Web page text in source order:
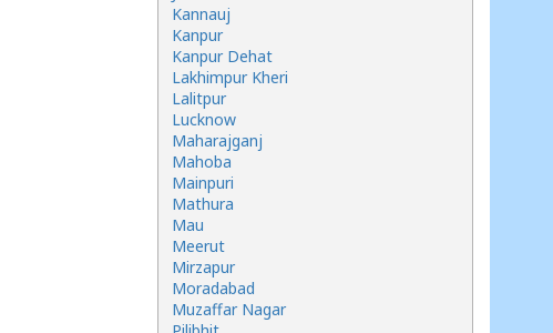
Kannauj
Kanpur
Kanpur Dehat
Lakhimpur Kheri
Lalitpur
Lucknow
Maharajganj
Mahoba
Mainpuri
Mathura
Mau
Meerut
Mirzapur
Moradabad
Muzaffar Nagar